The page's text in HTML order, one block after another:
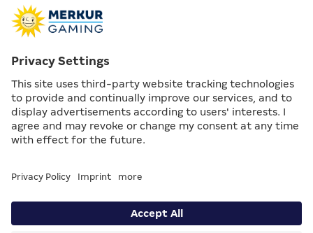
Contact |Privacy Settings |Compliance & Supply Chain |Data
Privacy & Legal notice
© MERKUR GAMING / All rights reserved